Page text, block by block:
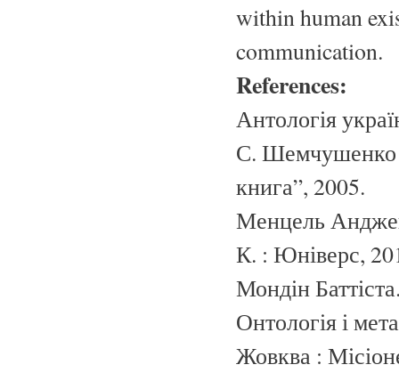
within human
communication.
References:
Антологія
С. Шемчушенко
книга”, 2005.
Менцель
К. : Юніверс,
Мондін
Онтологія і
Жовква :